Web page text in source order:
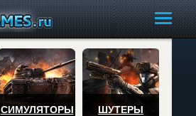
СИМУЛЯТОРЫ ШУТЕРЫ